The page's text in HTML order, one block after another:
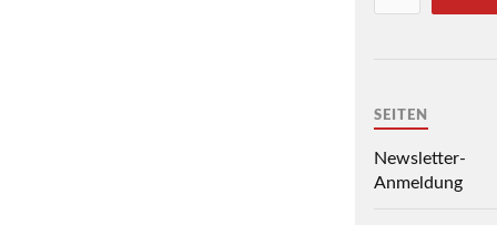
SEITEN
Newsletter-
Anmeldung